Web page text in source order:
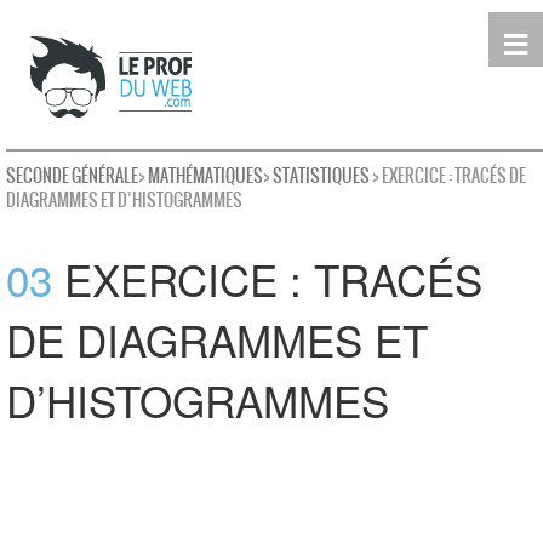
≡
leProfDuWeb
Seconde
Première
Terminale
Rechercher
SECONDE GÉNÉRALE>MATHÉMATIQUES>STATISTIQUES> EXERCICE : TRACÉS DE
DIAGRAMMES ET D’HISTOGRAMMES
03 EXERCICE : TRACÉS
DE DIAGRAMMES ET
D’HISTOGRAMMES